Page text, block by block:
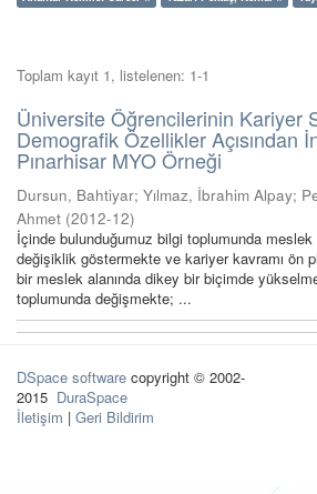
Toplam kayıt 1, listelenen: 1-1
Üniversite Öğrencilerinin Kariyer
Demografik Özellikler Açısından
Pınarhisar MYO Örneği
Dursun, Bahtiyar; Yılmaz, İbrahim Alpay;
Ahmet (2012-12)
İçinde bulunduğumuz bilgi toplumunda meslek
değişiklik göstermekte ve kariyer kavramı ön
bir meslek alanında dikey bir biçimde
toplumunda değişmekte; ...
DSpace software copyright © 2002-
2015 DuraSpace
İletişim | Geri Bildirim